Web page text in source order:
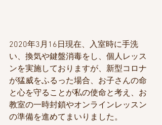
2020年3月16日現在、入室時に手洗
い、換気や鍵盤消毒をし、個人レッス
ンを実施しておりますが、新型コロナ
が猛威をふるった場合、お子さんの命
と心を守ることが私の使命と考え、お
教室の一時封鎖やオンラインレッスン
の準備を進めてまいりました。